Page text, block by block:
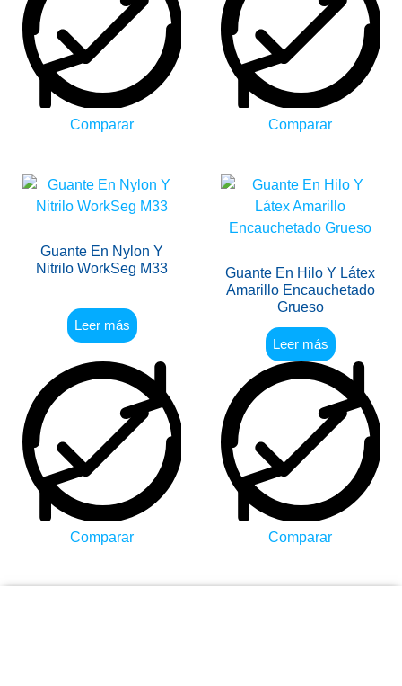
Comparar Comparar
Guante En Nylon Y
Nitrilo WorkSeg M33
Leer más
Comparar
Guante En Hilo Y Látex
Amarillo Encauchetado
Grueso
Leer más
Comparar